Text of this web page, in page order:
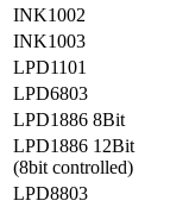
INK1002
INK1003
LPD1101
LPD6803
LPD1886 8Bit
LPD1886 12Bit
(8bit controlled)
LPD8803